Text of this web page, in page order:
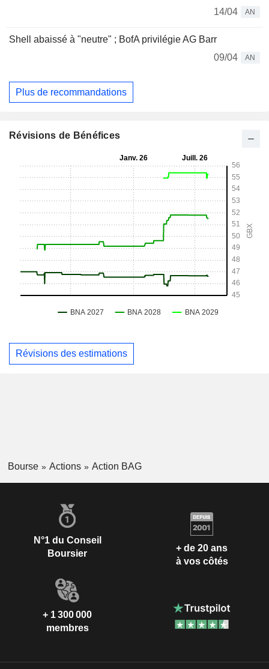
14/04
AN
Shell abaissé à "neutre" ; BofA privilégie AG Barr
09/04
AN
Plus de recommandations
Révisions de Bénéfices
Révisions des estimations
Bourse Actions Action BAG
N°1 du Conseil
Boursier
+ de 20 ans
à vos côtés
+ 1 300 000
membres